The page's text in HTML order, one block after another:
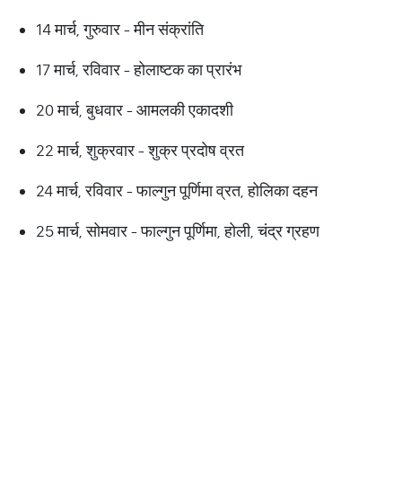
14 मार्च, गुरुवार - मीन संक्रांति
17 मार्च, रविवार - होलाष्टक का प्रारंभ
20 मार्च, बुधवार - आमलकी एकादशी
22 मार्च, शुक्रवार - शुक्र प्रदोष व्रत
24 मार्च, रविवार - फाल्गुन पूर्णिमा व्रत, होलिका दहन
25 मार्च, सोमवार - फाल्गुन पूर्णिमा, होली, चंद्र ग्रहण